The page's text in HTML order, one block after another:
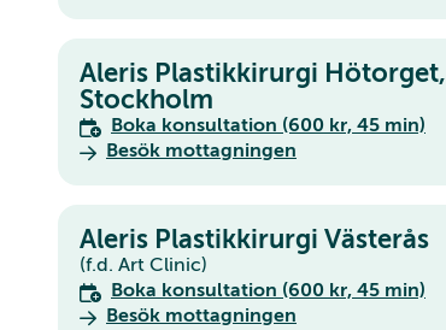
Aleris Plastikkirurgi Hötorget,
Stockholm
Boka konsultation (600 kr, 45 min)
Besök mottagningen
Aleris Plastikkirurgi Västerås
(f.d. Art Clinic)
Boka konsultation (600 kr, 45 min)
Besök mottagningen